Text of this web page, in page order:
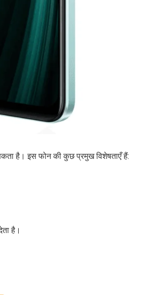
है। इस फोन की कुछ प्रमुख विशेषताएँ हैं:
है।